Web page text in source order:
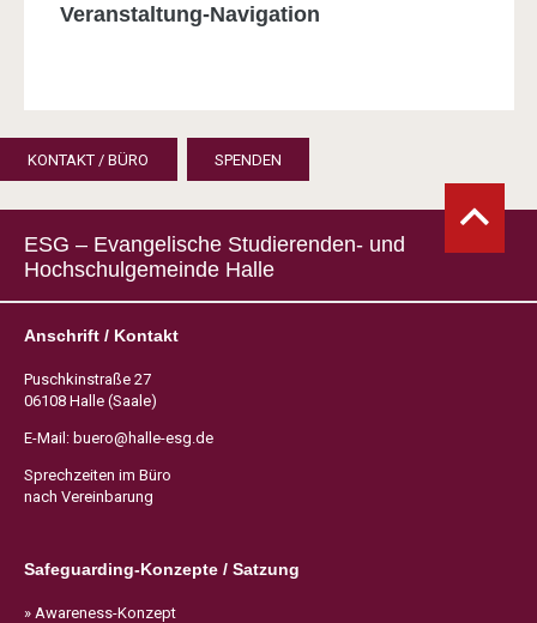
Veranstaltung-Navigation
KONTAKT / BÜRO SPENDEN
ESG – Evangelische Studierenden- und
Hochschulgemeinde Halle
Anschrift / Kontakt
Puschkinstraße 27
06108 Halle (Saale)
E-Mail: buero@halle-esg.de
Sprechzeiten im Büro
nach Vereinbarung
Safeguarding-Konzepte / Satzung
» Awareness-Konzept